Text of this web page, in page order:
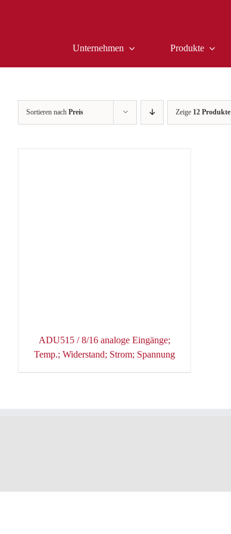
Unternehmen Produkte
Sortieren nach Preis Zeige 12 Produkte
ADU515 / 8/16 analoge Eingänge;
Temp.; Widerstand; Strom; Spannung